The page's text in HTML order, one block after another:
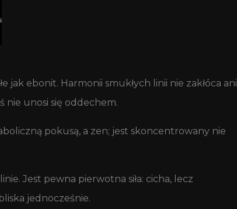
jak ebonit. Harmonii smukłych linii nie zakłóca ani
nie unosi się oddechem.
pokusą, a zen; jest skoncentrowany nie
Jest pewna pierwotna siła: cicha, lecz
jednocześnie.